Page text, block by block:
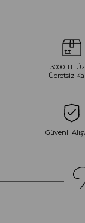
3000 TL
Ücretsiz
Güvenli